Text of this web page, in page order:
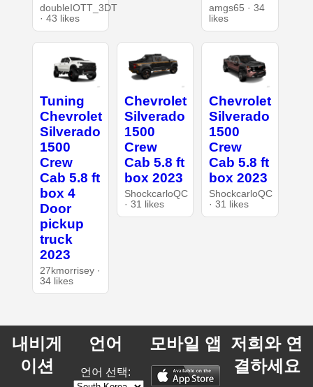
doubleIOTT_3DT
· 43 likes
amgs65 · 34
likes
Tuning
Chevrolet
Silverado
1500
Crew
Cab 5.8 ft
box 4
Door
pickup
truck
2023
27kmorrisey ·
34 likes
Chevrolet
Silverado
1500
Crew
Cab 5.8 ft
box 2023
ShockcarloQC
· 31 likes
Chevrolet
Silverado
1500
Crew
Cab 5.8 ft
box 2023
ShockcarloQC
· 31 likes
내비게
이션
언어
언어 선택:
모바일 앱 저희와 연
결하세요